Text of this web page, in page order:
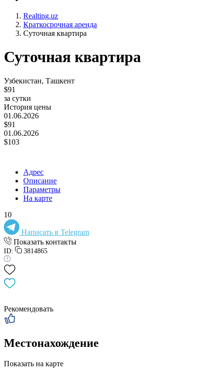
Realting.uz
Краткосрочная аренда
Суточная квартира
Суточная квартира
Узбекистан, Ташкент
$91
за сутки
История цены
01.06.2026
$91
01.06.2026
$103
Адрес
Описание
Параметры
На карте
10
Написать в Telegram
Показать контакты
ID: 3814865
Рекомендовать
Местонахождение
Показать на карте